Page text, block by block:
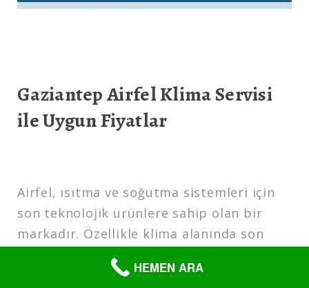
Gaziantep Airfel Klima Servisi
ile Uygun Fiyatlar
Airfel, ısıtma ve soğutma sistemleri için
son teknolojik ürünlere sahip olan bir
markadır. Özellikle klima alanında son
teknolojik üretimlere sahip çeşitli
ürünleri bulunmaktadır. Markanın sahip
HEMEN ARA